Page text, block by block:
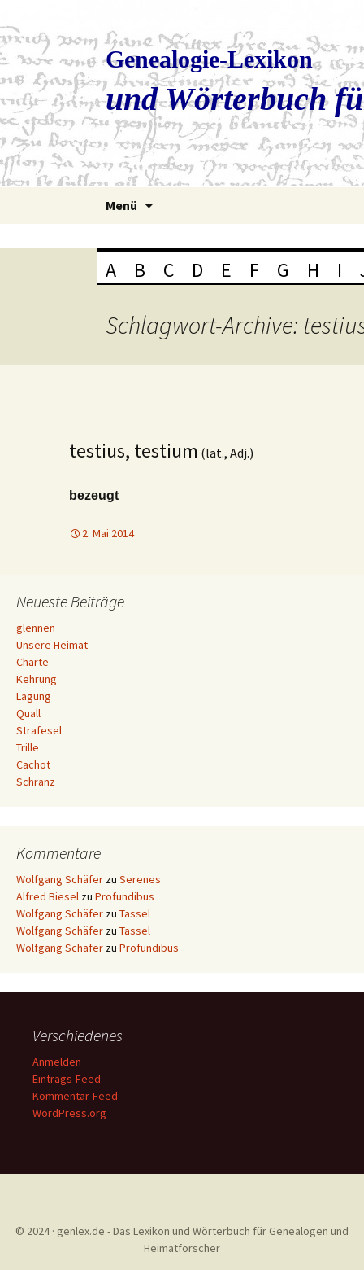
Genealogie-Lexikon
und Wörterbuch
Menü
A B C D E F G H I
Schlagwort-Archive:
testius, testium (lat., Adj.)
bezeugt
2. Mai 2014
Neueste Beiträge
glennen
Unsere Heimat
Charte
Kehrung
Lagung
Quall
Strafesel
Trille
Cachot
Schranz
Kommentare
Wolfgang Schäfer zu Serenes
Alfred Biesel zu Profundibus
Wolfgang Schäfer zu Tassel
Wolfgang Schäfer zu Tassel
Wolfgang Schäfer zu Profundibus
Verschiedenes
Anmelden
Eintrags-Feed
Kommentar-Feed
WordPress.org
© 2024 · genlex.de - Das Lexikon und Wörterbuch für Genealogen und
Heimatforscher